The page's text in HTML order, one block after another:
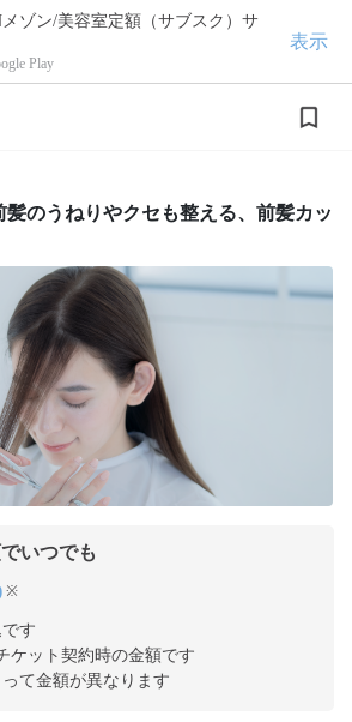
ゾン/美容室定額（サブスク）サ
Play
表示
髪のうねりやクセも整える、前髪カッ
いつでも
※
す
ット契約時の金額です
て金額が異なります